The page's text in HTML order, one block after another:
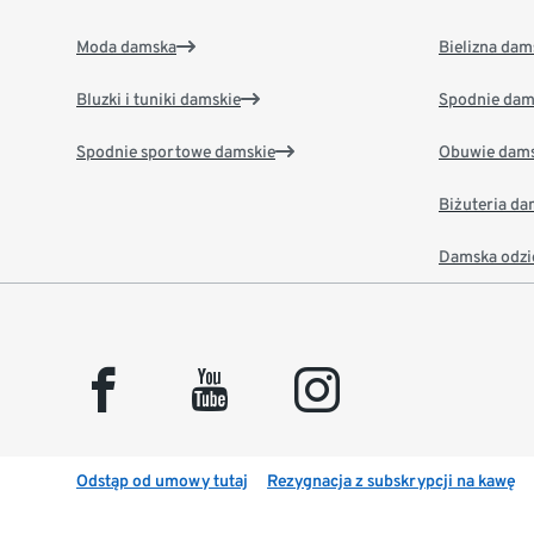
Moda damska
Bluzki i tuniki damskie
Spodnie sportowe damskie
Bielizna
Spodnie
Obuwie
Biżuteria
Damska
facebook youtube instagram
Odstąp od umowy tutaj Rezygnacja z subskrypcji na kawę